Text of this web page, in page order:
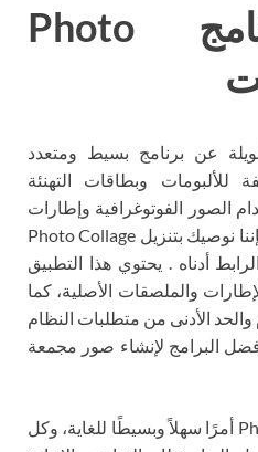
تحميل برنامج Photo
عن برنامج بسيط ومتعدد
للألبومات وبطاقات التهنئة
الصور الفوتوغرافية وإطارات
القوالب والقصاصات الفنية، فإننا نوصيك بتنزيل Photo Collage
أدناه . يحتوي هذا التطبيق
والملصقات الأصلية، كما
الأدنى من متطلبات النظام
البرامج لإنشاء صور مجمعة
يعد العمل في Photo COLLAGE أمرًا سهلاً وبسيطًا للغاية، وكل